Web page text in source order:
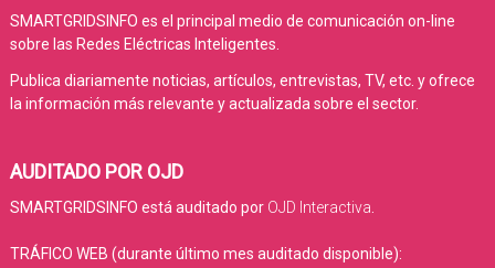
SMARTGRIDSINFO es el principal medio de comunicación on-line
sobre las Redes Eléctricas Inteligentes.
Publica diariamente noticias, artículos, entrevistas, TV, etc. y ofrece
la información más relevante y actualizada sobre el sector.
AUDITADO POR OJD
SMARTGRIDSINFO está auditado por OJD Interactiva.
TRÁFICO WEB (durante último mes auditado disponible):